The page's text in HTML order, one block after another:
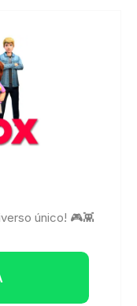
único! 🎮👾